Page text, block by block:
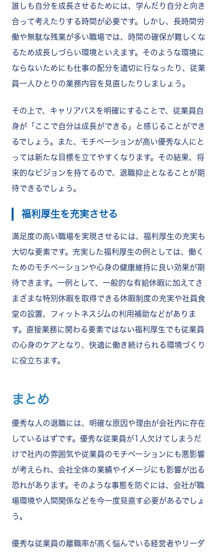
誰しも自分を成長させるためには、学んだり自分と向き
合って考えたりする時間が必要です。しかし、長時間労
働や無駄な残業が多い職場では、時間の確保が難しくな
るため成長しづらい環境といえます。そのような環境に
ならないためにも仕事の配分を適切に行なったり、従業
員一人ひとりの業務内容を見直したりしましょう。
その上で、キャリアパスを明確にすることで、従業員自
身が「ここで自分は成長ができる」と感じることができ
るでしょう。また、モチベーションが高い優秀な人にと
っては新たな目標を立てやすくなります。その結果、将
来的なビジョンを持てるので、退職抑止となることが期
待できるでしょう。
福利厚生を充実させる
満足度の高い職場を実現させるには、福利厚生の充実も
大切な要素です。充実した福利厚生の例としては、働く
ためのモチベーションや心身の健康維持に良い効果が期
待できます。一例として、一般的な有給休暇に加えてさ
まざまな特別休暇を取得できる休暇制度の充実や社員食
堂の設置、フィットネスジムの利用補助などがありま
す。直接業務に関わる要素ではない福利厚生でも従業員
の心身のケアとなり、快適に働き続けられる環境づくり
に役立ちます。
まとめ
優秀な人の退職には、明確な原因や理由が会社内に存在
しているはずです。優秀な従業員が1人欠けてしまうだ
けで社内の雰囲気や従業員のモチベーションにも悪影響
が考えられ、会社全体の業績やイメージにも影響が出る
恐れがあります。そのような事態を防ぐには、会社が職
場環境や人間関係などを今一度見直す必要があるでしょ
う。
優秀な従業員の離職率が高く悩んでいる経営者やリーダ